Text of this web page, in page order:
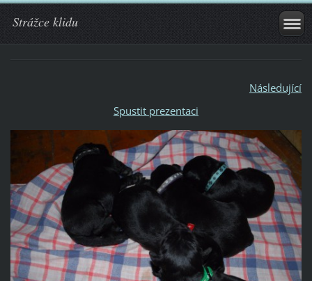
Strážce klidu
Následující
Spustit prezentaci